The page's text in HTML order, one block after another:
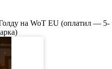
на WoT EU (оплатил — 5-